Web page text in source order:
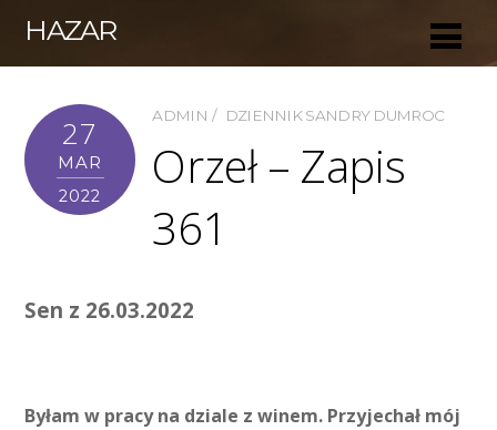
HAZAR
27
MAR
2022
ADMIN DZIENNIK SANDRY DUMROC
Orzeł – Zapis
361
Sen z 26.03.2022
Byłam w pracy na dziale z winem. Przyjechał mój